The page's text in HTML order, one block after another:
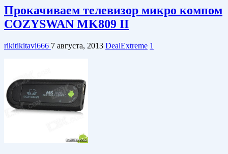
Прокачиваем телевизор микро компом
COZYSWAN MK809 II
rikitikitavi666 7 августа, 2013 DealExtreme 1